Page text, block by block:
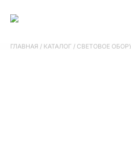
ГЛАВНАЯ / КАТАЛОГ / СВЕТОВОЕ